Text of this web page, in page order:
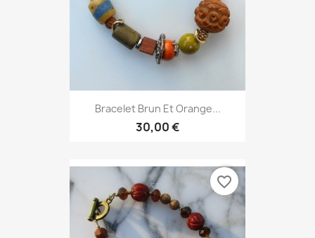
Bracelet Brun Et Orange...
30,00 €
favorite_border